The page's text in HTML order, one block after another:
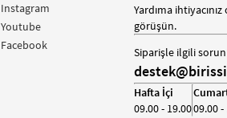
Instagram
Youtube
Facebook
Yardıma
görüşün.
Siparişle ilgili
Hafta İçi
09.00 - 19.0009.00 -